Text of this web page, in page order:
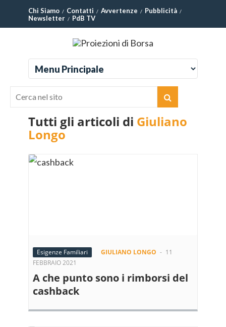
Chi Siamo Contatti Avvertenze
Pubblicità
Newsletter
PdB TV
Tutti gli articoli di Giuliano
Longo
Esigenze Familiari GIULIANO LONGO - 11
FEBBRAIO 2021
A che punto sono i rimborsi del
cashback